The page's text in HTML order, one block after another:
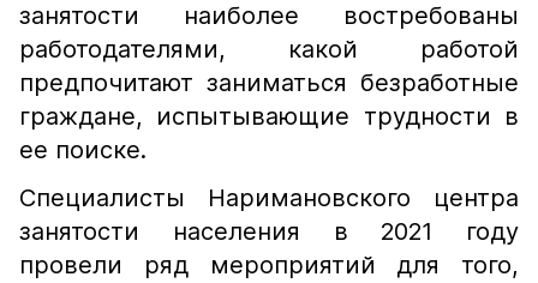
занятости наиболее востребованы
работодателями, какой работой
предпочитают заниматься безработные
граждане, испытывающие трудности в
ее поиске.
Специалисты Наримановского центра
занятости населения в 2021 году
провели ряд мероприятий для того,